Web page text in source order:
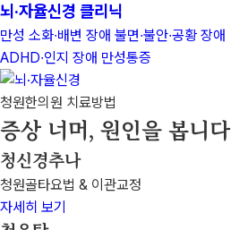
뇌·자율신경 클리닉
만성 소화∙배변 장애 불면∙불안∙공황 장애
ADHD∙인지 장애 만성통증
청원한의원 치료방법
증상 너머, 원인을 봅니다
청신경추나
청원골타요법 & 이관교정
자세히 보기